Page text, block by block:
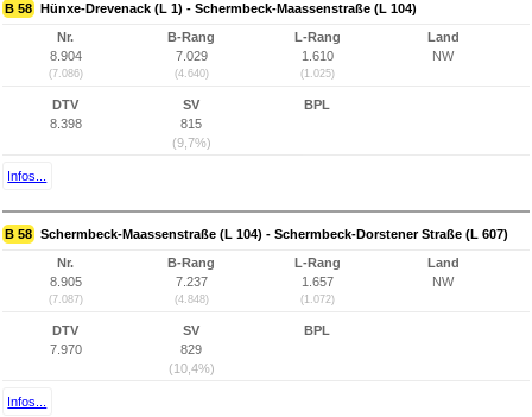
B 58 Hünxe-Drevenack (L 1) - Schermbeck-Maassenstraße (L 104)
Nr.
8.904
(7.086)
B-Rang
7.029
(4.640)
L-Rang
1.610
(1.025)
Land
NW
DTV
8.398
SV
815
(9,7%)
BPL
Infos...
B 58 Schermbeck-Maassenstraße (L 104) - Schermbeck-Dorstener Straße (L 607)
Nr.
8.905
(7.087)
B-Rang
7.237
(4.848)
L-Rang
1.657
(1.072)
Land
NW
DTV
7.970
SV
829
(10,4%)
BPL
Infos...